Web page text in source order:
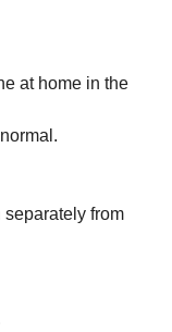
at home in the
separately from